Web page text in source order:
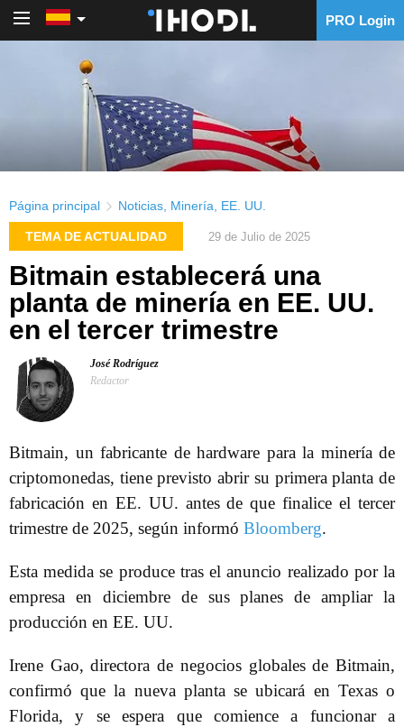
PRO Login
Página principal Noticias Minería EE. UU.
TEMA DE ACTUALIDAD 29 de Julio de 2025
Bitmain establecerá una
planta de minería en EE. UU.
en el tercer trimestre
José Rodríguez
Redactor
Bitmain, un fabricante de hardware para la minería de
criptomonedas, tiene previsto abrir su primera planta de
fabricación en EE. UU. antes de que finalice el tercer
trimestre de 2025, según informó Bloomberg.
Esta medida se produce tras el anuncio realizado por la
empresa en diciembre de sus planes de ampliar la
producción en EE. UU.
Irene Gao, directora de negocios globales de Bitmain,
confirmó que la nueva planta se ubicará en Texas o
Florida, y se espera que comience a funcionar a